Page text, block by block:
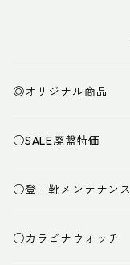
◎オリジナル商品
○SALE廃盤特価
○登山靴メンテナンス
○カラビナウォッチ